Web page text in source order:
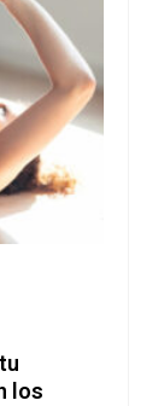
los